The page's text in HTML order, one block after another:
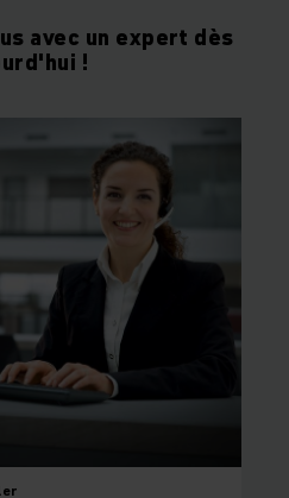
avec un expert dès
!